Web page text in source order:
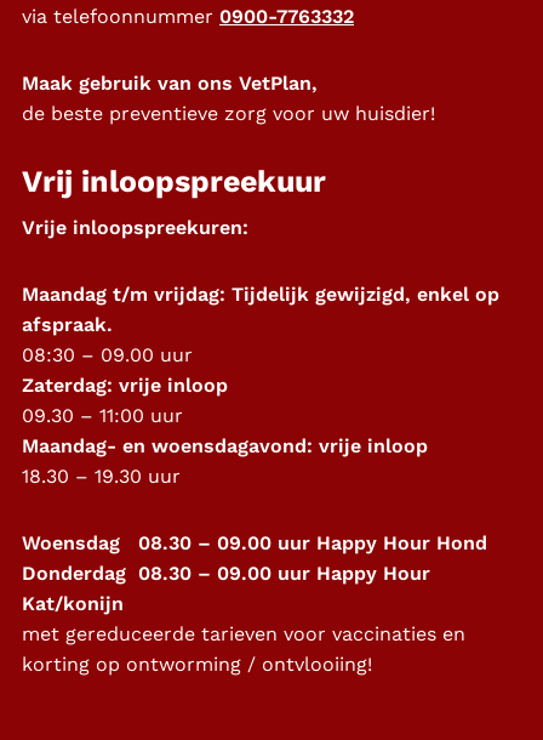
via telefoonnummer 0900-7763332
Maak gebruik van ons VetPlan,
de beste preventieve zorg voor uw huisdier!
Vrij inloopspreekuur
Vrije inloopspreekuren:
Maandag t/m vrijdag: Tijdelijk gewijzigd, enkel op
afspraak.
08:30 – 09.00 uur
Zaterdag: vrije inloop
09.30 – 11:00 uur
Maandag- en woensdagavond: vrije inloop
18.30 – 19.30 uur
Woensdag 08.30 – 09.00 uur Happy Hour Hond
Donderdag 08.30 – 09.00 uur Happy Hour
Kat/konijn
met gereduceerde tarieven voor vaccinaties en
korting op ontworming / ontvlooiing!